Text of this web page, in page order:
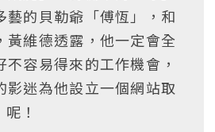
藝的貝勒爺「傅恆」，和
黃維德透露，他一定會全
容易得來的工作機會，
影迷為他設立一個網站取
！